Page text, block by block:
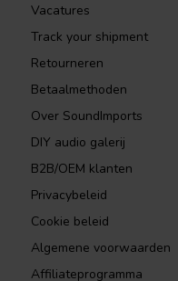
Vacatures
Track your shipment
Retourneren
Betaalmethoden
Over SoundImports
DIY audio galerij
B2B/OEM klanten
Privacybeleid
Cookie beleid
Algemene voorwaarden
Affiliateprogramma